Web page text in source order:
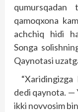
qamoqxona
achchiq hidi
Songa
Qaynotasi
dedi qaynota. —
ikki novvosim